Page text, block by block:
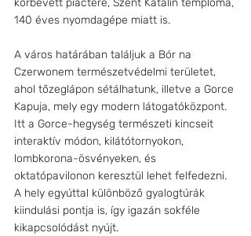
körbevett piactere, Szent Katalin temploma,
140 éves nyomdagépe miatt is.
A város határában találjuk a Bór na
Czerwonem természetvédelmi területet,
ahol tőzeglápon sétálhatunk, illetve a Gorce
Kapuja, mely egy modern látogatóközpont.
Itt a Gorce-hegység természeti kincseit
interaktív módon, kilátótornyokon,
lombkorona-ösvényeken, és
oktatópavilonon keresztül lehet felfedezni.
A hely egyúttal különböző gyalogtúrák
kiindulási pontja is, így igazán sokféle
kikapcsolódást nyújt.